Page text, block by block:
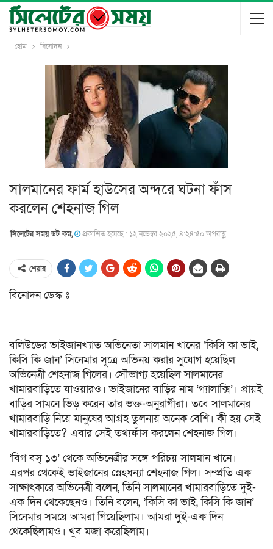
হোম বিনোদন
সালমানের ফার্ম হাউসের অন্দরে ঘটনা ফাঁস
করলেন শেহনাজ গিল
সিলেটের সময় ডট কম, প্রকাশিত হয়েছে : ১২ নভেম্বর ২০২৫, ৪:২৪:৫০ অপরাহ্ণ
শেয়ার
বিনোদন ডেস্ক ঃ
বলিউডের ভাইজানখ্যাত অভিনেতা সালমান খানের ‘কিসি কা ভাই,
কিসি কি জান’ সিনেমার সূত্রে অভিনয় করার সুযোগ হয়েছিল
অভিনেত্রী শেহনাজ গিলের। সৌভাগ্য হয়েছিল সালমানের
খামারবাড়িতে যাওয়ারও। ভাইজানের বাড়ির নাম ‘গ্যালাক্সি’। প্রায়ই
বাড়ির সামনে ভিড় করেন তার ভক্ত-অনুরাগীরা। তবে সালমানের
খামারবাড়ি নিয়ে মানুষের আগ্রহ তুলনায় অনেক বেশি। কী হয় সেই
খামারবাড়িতে? এবার সেই তথ্যফাঁস করলেন শেহনাজ গিল।
‘বিগ বস্ ১৩’ থেকে অভিনেত্রীর সঙ্গে পরিচয় সালমান খানে।
এরপর থেকেই ভাইজানের স্নেহধন্যা শেহনাজ গিল। সম্প্রতি এক
সাক্ষাৎকারে অভিনেত্রী বলেন, তিনি সালমানের খামারবাড়িতে দুই-
এক দিন থেকেছেনও। তিনি বলেন, ‘কিসি কা ভাই, কিসি কি জান’
সিনেমার সময়ে আমরা গিয়েছিলাম। আমরা দুই-এক দিন
থেকেছিলামও। খুব মজা করেছিলাম।